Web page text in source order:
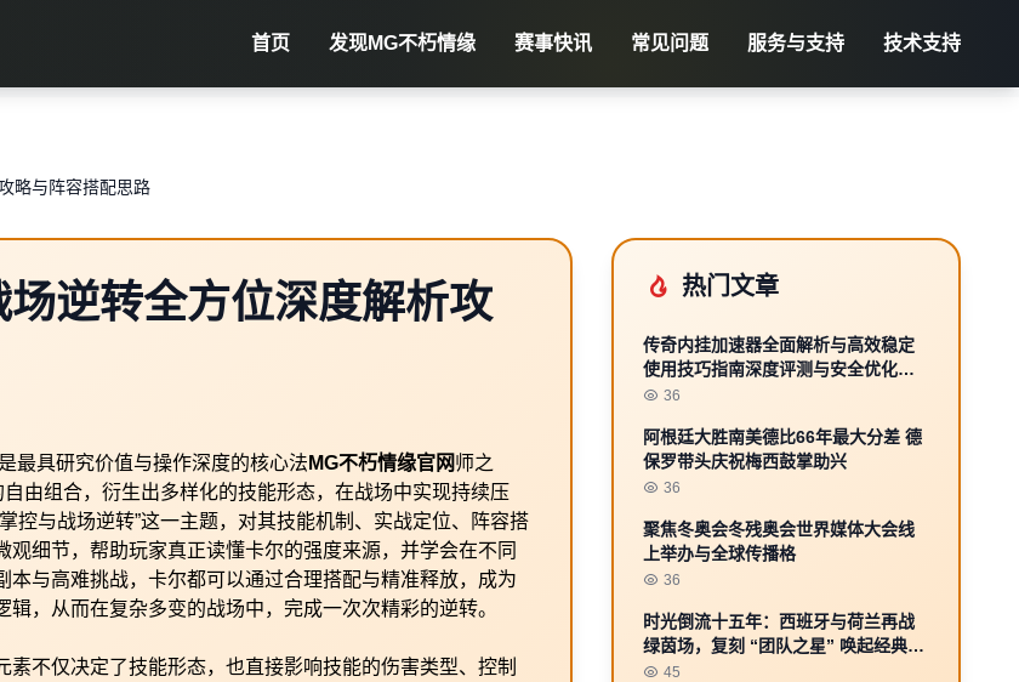
首页 发现MG不朽情缘 赛事快讯 常见问题 服务与支持 技术支持
略与阵容搭配思路
逆转全方位深度解析攻
最具研究价值与操作深度的核心法 MG不朽情缘官网师之
由组合，衍生出多样化的技能形态，在战场中实现持续压
控与战场逆转”这一主题，对其技能机制、实战定位、阵容搭
细节，帮助玩家真正读懂卡尔的强度来源，并学会在不同
与高难挑战，卡尔都可以通过合理搭配与精准释放，成为
，从而在复杂多变的战场中，完成一次次精彩的逆转。
不仅决定了技能形态，也直接影响技能的伤害类型、控制
热门文章
传奇内挂加速器全面解析与高效稳定
使用技巧指南深度评测与安全优化方
案 36
阿根廷大胜南美德比66年最大分差 德
保罗带头庆祝梅西鼓掌助兴
36
聚焦冬奥会冬残奥会世界媒体大会线
上举办与全球传播格
36
时光倒流十五年：西班牙与荷兰再战
绿茵场，复刻 “团队之星” 唤起经典记
忆 45